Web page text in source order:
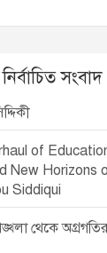
সংবাদ
of
New Horizons
Siddiqui
থেকে